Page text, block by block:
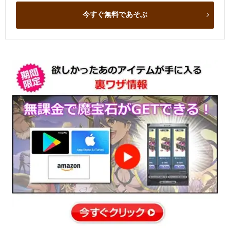
今すぐ無料であそぶ